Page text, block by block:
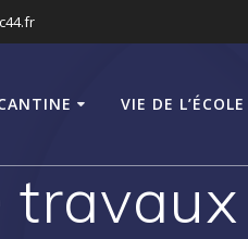
VIE DE L’ÉCOLE
travaux